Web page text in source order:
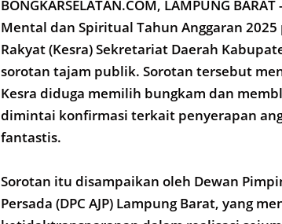
BONGKARSELATAN.COM, LAMPUNG
Mental dan Spiritual Tahun Anggaran
Rakyat (Kesra) Sekretariat Daerah
sorotan tajam publik. Sorotan tersebut
Kesra diduga memilih bungkam dan
dimintai konfirmasi terkait penyerapan
fantastis.
Sorotan itu disampaikan oleh Dewan
Persada (DPC AJP) Lampung Barat, yang